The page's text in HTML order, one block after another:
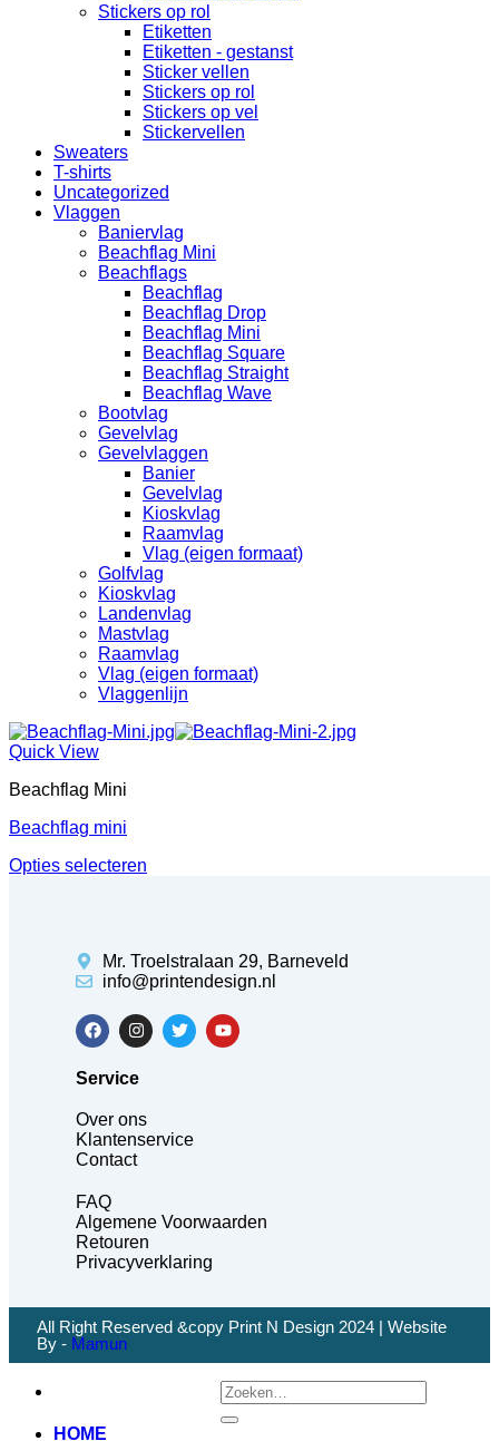
Stickers op rol
Etiketten
Etiketten - gestanst
Sticker vellen
Stickers op rol
Stickers op vel
Stickervellen
Sweaters
T-shirts
Uncategorized
Vlaggen
Baniervlag
Beachflag Mini
Beachflags
Beachflag
Beachflag Drop
Beachflag Mini
Beachflag Square
Beachflag Straight
Beachflag Wave
Bootvlag
Gevelvlag
Gevelvlaggen
Banier
Gevelvlag
Kioskvlag
Raamvlag
Vlag (eigen formaat)
Golfvlag
Kioskvlag
Landenvlag
Mastvlag
Raamvlag
Vlag (eigen formaat)
Vlaggenlijn
Quick View
Beachflag Mini
Beachflag mini
Opties selecteren
Mr. Troelstralaan 29, Barneveld
info@printendesign.nl
Service
Over ons
Klantenservice
Contact
FAQ
Algemene Voorwaarden
Retouren
Privacyverklaring
All Right Reserved &copy Print N Design 2024 | Website
By - Mamun
HOME